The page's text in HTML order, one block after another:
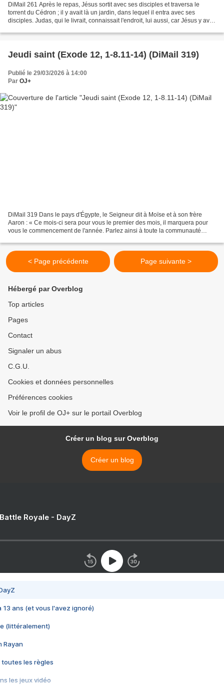
DiMail 261 Après le repas, Jésus sortit avec ses disciples et traversa le
torrent du Cédron ; il y avait là un jardin, dans lequel il entra avec ses
disciples. Judas, qui le livrait, connaissait l'endroit, lui aussi, car Jésus y avait
Jeudi saint (Exode 12, 1-8.11-14) (DiMail 319)
Publié le 29/03/2026 à 14:00
Par OJ+
DiMail 319 Dans le pays d'Égypte, le Seigneur dit à Moïse et à son frère
Aaron : « Ce mois-ci sera pour vous le premier des mois, il marquera pour
vous le commencement de l'année. Parlez ainsi à toute la communauté
< Page précédente Page suivante >
Hébergé par Overblog
Top articles
Pages
Contact
Signaler un abus
C.G.U.
Cookies et données personnelles
Préférences cookies
Voir le profil de OJ+ sur le portail Overblog
Créer un blog sur Overblog
Créer un blog
Royale - DayZ
13 ans (et vous l'avez ignoré)
(littéralement)
Rayan
toutes les règles
les jeux vidéo